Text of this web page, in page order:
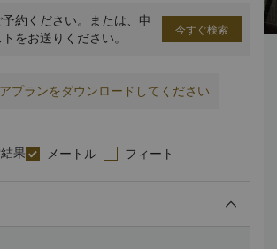
約ください。または、申
をお送りください。
今すぐ検索
プランをダウンロードしてください
果 メートル フィート